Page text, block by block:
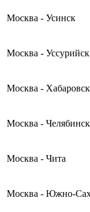
Москва - Усинск
Москва - Уссурийск
Москва - Хабаровск
Москва - Челябинск
Москва - Чита
Москва - Южно-